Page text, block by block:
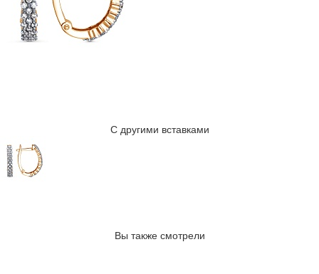
С другими вставками
Вы также смотрели